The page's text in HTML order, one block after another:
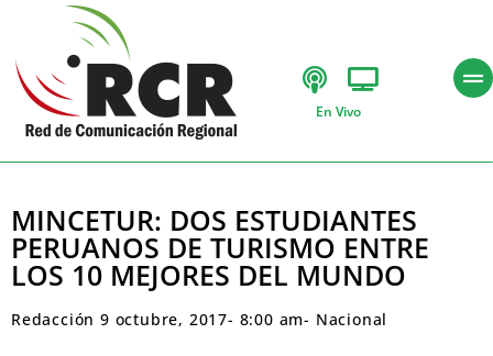
En Vivo
MINCETUR: DOS ESTUDIANTES
PERUANOS DE TURISMO ENTRE
LOS 10 MEJORES DEL MUNDO
Redacción 9 octubre, 2017- 8:00 am- Nacional